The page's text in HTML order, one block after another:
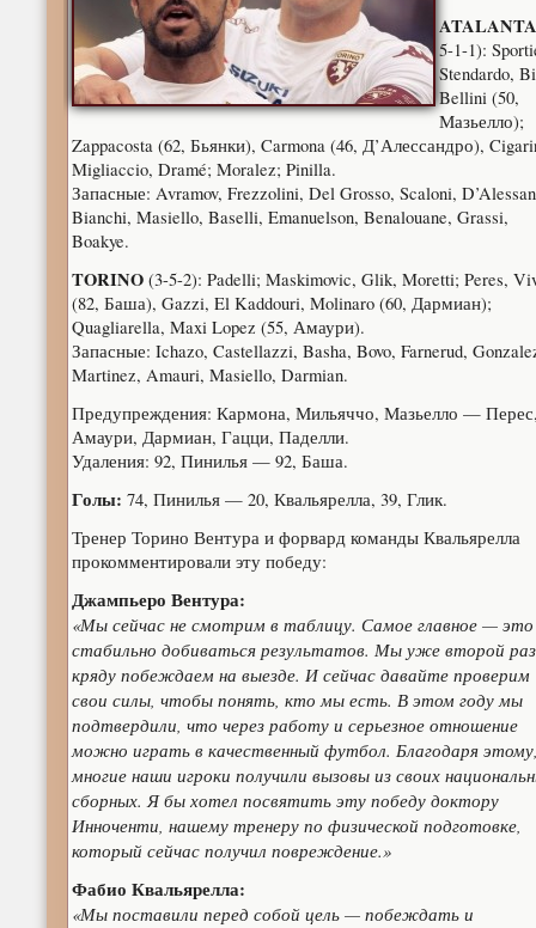
ATALANTA
5-1-1):
Stendardo,
Bellini (50,
Мазьелло);
Zappacosta (62, Бьянки), Carmona (46, Д’Алессандро),
Migliaccio, Dramé; Moralez; Pinilla.
Запасные: Avramov, Frezzolini, Del Grosso, Scaloni,
Bianchi, Masiello, Baselli, Emanuelson, Benalouane, Grassi,
Boakye.
TORINO(3-5-2): Padelli; Maskimovic, Glik, Moretti; Peres,
(82, Баша), Gazzi, El Kaddouri, Molinaro (60, Дармиан);
Quagliarella, Maxi Lopez (55, Амаури).
Запасные: Ichazo, Castellazzi, Basha, Bovo, Farnerud,
Martinez, Amauri, Masiello, Darmian.
Предупреждения: Кармона, Мильяччо, Мазьелло —
Амаури, Дармиан, Гацци, Паделли.
Удаления: 92, Пинилья — 92, Баша.
Голы: 74, Пинилья — 20, Квальярелла, 39, Глик.
Тренер Торино Вентура и форвард команды Квальярелла
прокомментировали эту победу:
Джампьеро Вентура:
«Мы сейчас не смотрим в таблицу. Самое главное — это
стабильно добиваться результатов. Мы уже второй раз
кряду побеждаем на выезде. И сейчас давайте проверим
свои силы, чтобы понять, кто мы есть. В этом году мы
подтвердили, что через работу и серьезное отношение
можно играть в качественный футбол. Благодаря
многие наши игроки получили вызовы из своих
сборных. Я бы хотел посвятить эту победу доктору
Инноченти, нашему тренеру по физической подготовке,
который сейчас получил повреждение.»
Фабио Квальярелла:
«Мы поставили перед собой цель — побеждать и